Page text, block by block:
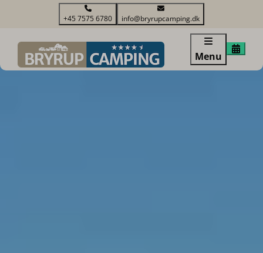
+45 7575 6780 info@bryrupcamping.dk
Menu